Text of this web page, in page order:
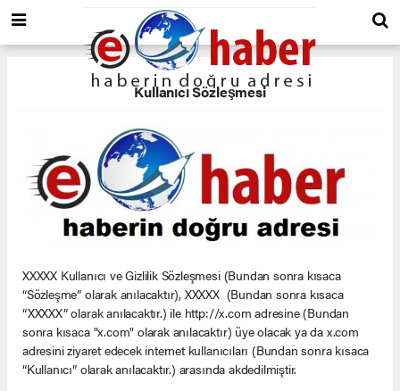
Kullanıcı Sözleşmesi
XXXXX Kullanıcı ve Gizlilik Sözleşmesi (Bundan sonra kısaca
“Sözleşme” olarak anılacaktır), XXXXX (Bundan sonra kısaca
“XXXXX” olarak anılacaktır.) ile http://x.com adresine (Bundan
sonra kısaca "x.com" olarak anılacaktır) üye olacak ya da x.com
adresini ziyaret edecek internet kullanıcıları (Bundan sonra kısaca
“Kullanıcı” olarak anılacaktır.) arasında akdedilmiştir.